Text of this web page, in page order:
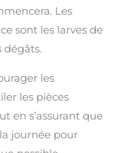
Les
sont les larves de
dégâts.
les
les pièces
en s’assurant que
journée pour